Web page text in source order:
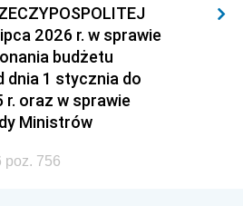
2026 r. w sprawie
budżetu
dnia 1 stycznia do
r. oraz w sprawie
Ministrów
poz. 756